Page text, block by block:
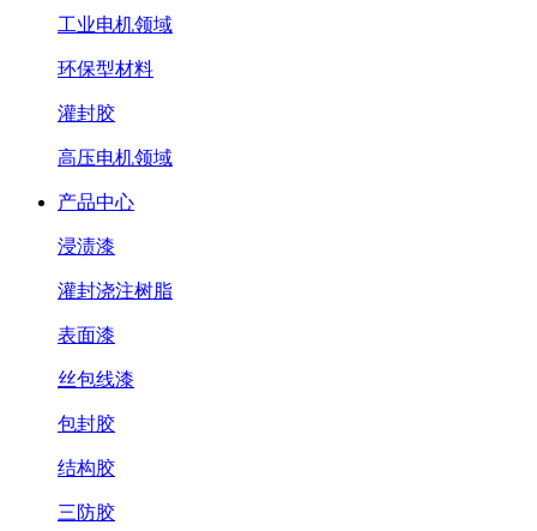
工业电机领域
环保型材料
灌封胶
高压电机领域
产品中心
浸渍漆
灌封浇注树脂
表面漆
丝包线漆
包封胶
结构胶
三防胶